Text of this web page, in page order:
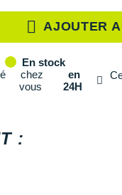
AJOUTER
En stock
chez
vous
en
24H
: